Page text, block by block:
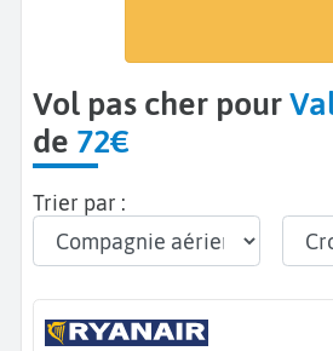
Vol pas cher pour
de 72€
Trier par :